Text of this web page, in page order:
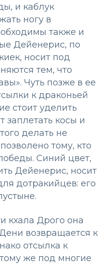
и каблук
ногу в
также и
Дейенерис, по
носит под
тем, что
Чуть позже в ее
к драконьей
стоит уделить
заплетать косы и
делать не
тому, кто
Синий цвет,
Дейенерис, носит
дотракийцев: его
кхала Дрого она
возвращается к
отсылка к
же под многие